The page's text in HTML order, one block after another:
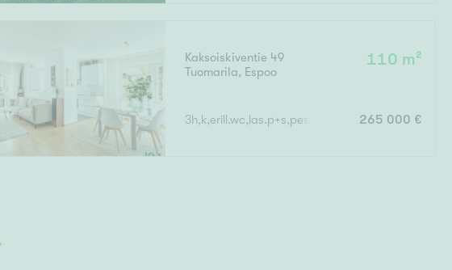
Kaksoiskiventie 49
Tuomarila, Espoo
110 m²
3h,k,erill.wc,las.p+s,pesuh,saunatupa,erill.wc
265 000 €